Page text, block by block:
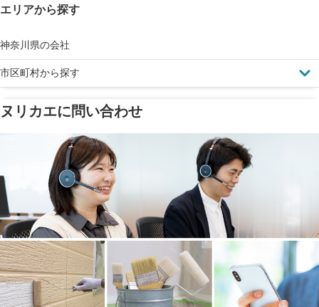
塗料の​品質を​保証
メーカー保証
工事保険
見えにくい屋根も安心
ドローン診断
省エネ効果
断熱・遮熱塗料対応
雨漏り修繕
エリアから探す
神奈川県の会社
市区町村から探す
ヌリカエに問い合わせ